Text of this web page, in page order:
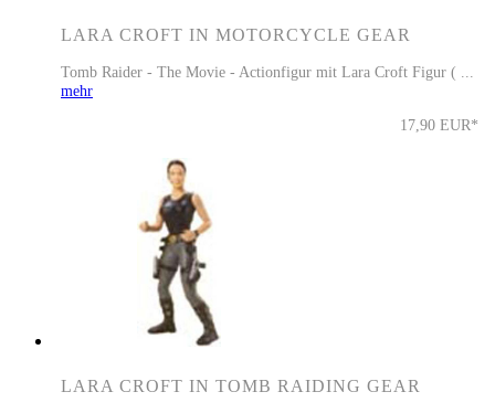
LARA CROFT IN MOTORCYCLE GEAR
Tomb Raider - The Movie - Actionfigur mit Lara Croft Figur ( ...
mehr
17,90 EUR*
LARA CROFT IN TOMB RAIDING GEAR